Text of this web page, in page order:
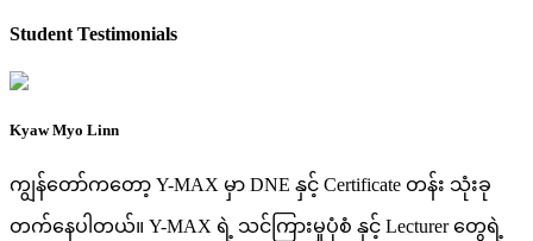
Student Testimonials
Kyaw Myo Linn
ကျွန်တော်ကတော့ Y-MAX မှာ DNE နှင့် Certificate တန်း သုံးခု
တက်နေပါတယ်။ Y-MAX ရဲ့ သင်ကြားမှုပုံစံ နှင့် Lecturer တွေရဲ့